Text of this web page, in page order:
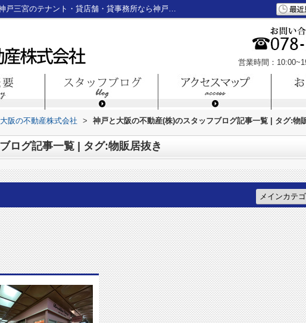
スタッフブログ記事一覧ページ | タグ:物販居抜き｜神戸三宮のテナント・貸店舗・貸事務所なら神戸と大阪の不動産株式会社
営業時間：
阪の不動産株式会社 > 神戸と大阪の不動産(株)のスタッフブログ記事一覧 | タグ:物
ログ記事一覧 | タグ:物販居抜き